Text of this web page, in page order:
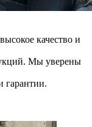
качество и
Мы уверены
гарантии.